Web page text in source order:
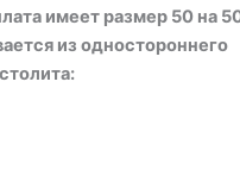
имеет размер 50 на
из одностороннего